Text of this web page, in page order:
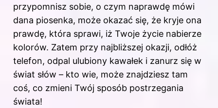
przypomnisz sobie, o czym naprawdę mówi
dana piosenka, może okazać się, że kryje ona
prawdę, która sprawi, iż Twoje życie nabierze
kolorów. Zatem przy najbliższej okazji, odłóż
telefon, odpal ulubiony kawałek i zanurz się w
świat słów – kto wie, może znajdziesz tam
coś, co zmieni Twój sposób postrzegania
świata!